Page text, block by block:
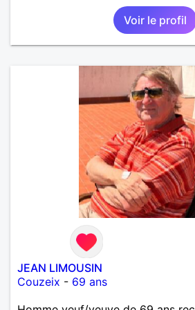
Voir le profil
JEAN LIMOUSIN
Couzeix - 69 ans